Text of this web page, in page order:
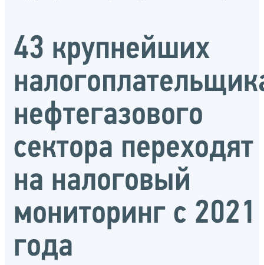
43 крупнейших
нефтегазового
сектора переходят
на налоговый
мониторинг с 2021
года